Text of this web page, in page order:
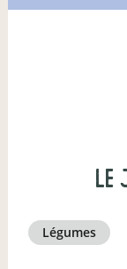
Le
légumes